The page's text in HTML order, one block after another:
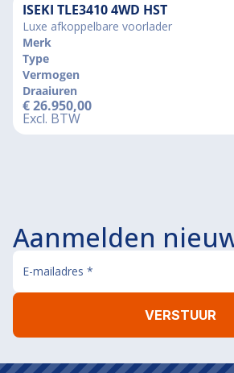
ISEKI TLE3410 4WD HST
Luxe afkoppelbare voorlader
Merk
Type
Vermogen
Draaiuren
€26.950,00
Excl. BTW
Aanmelden